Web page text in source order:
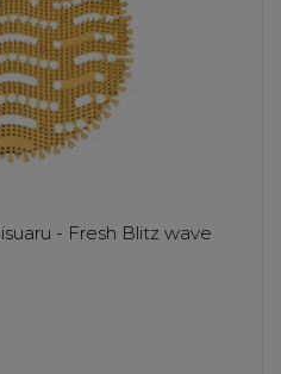
- Fresh Blitz wave